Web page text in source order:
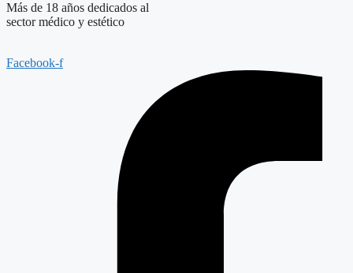
Más de 18 años dedicados al
sector médico y estético
Facebook-f